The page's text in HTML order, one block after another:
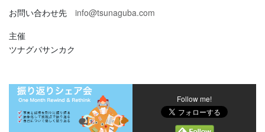
お問い合わせ先 info@tsunaguba.com
主催
ツナグバサンカク
Follow me!